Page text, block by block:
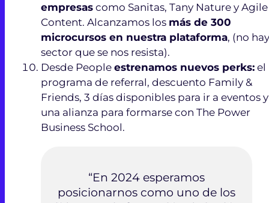
empresas como Sanitas, Tany Nature y Agile
Content. Alcanzamos los más de 300
microcursos en nuestra plataforma, (no hay
sector que se nos resista).
Desde People estrenamos nuevos perks: el
programa de referral, descuento Family &
Friends, 3 días disponibles para ir a eventos y
una alianza para formarse con The Power
Business School.
“En 2024 esperamos
posicionarnos como uno de los